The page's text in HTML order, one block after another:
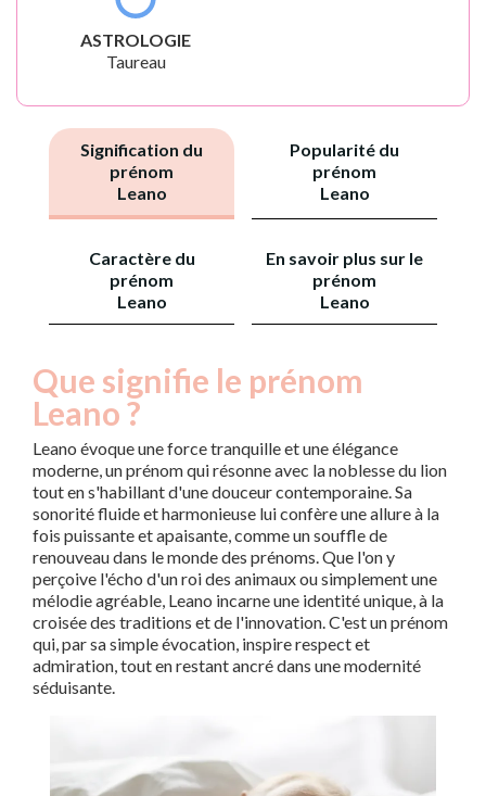
ASTROLOGIE
Taureau
Signification du
prénom
Leano
Popularité du
prénom
Leano
Caractère du
prénom
Leano
En savoir plus sur le
prénom
Leano
Que signifie le prénom
Leano ?
Leano évoque une force tranquille et une élégance
moderne, un prénom qui résonne avec la noblesse du lion
tout en s'habillant d'une douceur contemporaine. Sa
sonorité fluide et harmonieuse lui confère une allure à la
fois puissante et apaisante, comme un souffle de
renouveau dans le monde des prénoms. Que l'on y
perçoive l'écho d'un roi des animaux ou simplement une
mélodie agréable, Leano incarne une identité unique, à la
croisée des traditions et de l'innovation. C'est un prénom
qui, par sa simple évocation, inspire respect et
admiration, tout en restant ancré dans une modernité
séduisante.